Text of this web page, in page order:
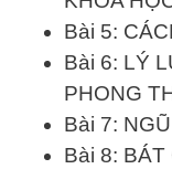
Bài 5:
Bài 6: LÝ
PHONG
Bài 7:
Bài 8: BÁT